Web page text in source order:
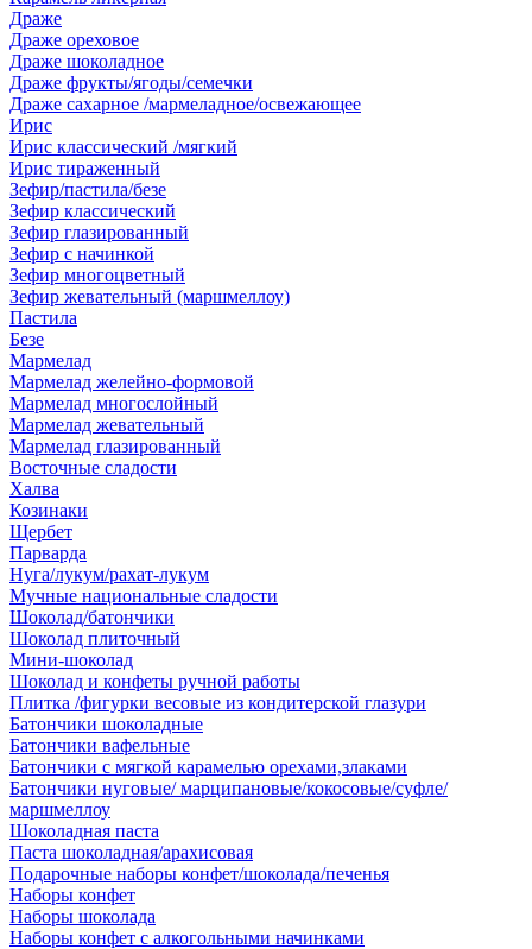
Драже
Драже ореховое
Драже шоколадное
Драже фрукты/ягоды/семечки
Драже сахарное /мармеладное/освежающее
Ирис
Ирис классический /мягкий
Ирис тираженный
Зефир/пастила/безе
Зефир классический
Зефир глазированный
Зефир с начинкой
Зефир многоцветный
Зефир жевательный (маршмеллоу)
Пастила
Безе
Мармелад
Мармелад желейно-формовой
Мармелад многослойный
Мармелад жевательный
Мармелад глазированный
Восточные сладости
Халва
Козинаки
Щербет
Парварда
Нуга/лукум/рахат-лукум
Мучные национальные сладости
Шоколад/батончики
Шоколад плиточный
Мини-шоколад
Шоколад и конфеты ручной работы
Плитка /фигурки весовые из кондитерской глазури
Батончики шоколадные
Батончики вафельные
Батончики с мягкой карамелью орехами,злаками
Батончики нуговые/ марципановые/кокосовые/суфле/
маршмеллоу
Шоколадная паста
Паста шоколадная/арахисовая
Подарочные наборы конфет/шоколада/печенья
Наборы конфет
Наборы шоколада
Наборы конфет с алкогольными начинками